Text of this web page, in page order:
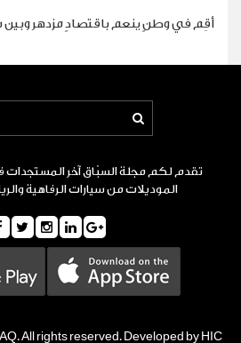
أقِم في وطنٍ ينعم باقتصادٍ مزدهر
تقدم لكم مجلة السبّاق آخر المستجدات
الموديلات من سيارات الرفاهية
All rights reserved. Developed by HIC